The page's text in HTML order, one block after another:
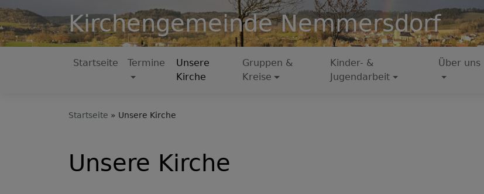
Direkt
zum
Inhalt
Kirchengemeinde Nemmersdorf
Hauptnavigation
Startseite Termine
Unsere
Kirche
Gruppen &
Kreise
Kinder- &
Jugendarbeit
Über uns
Startseite Unsere Kirche
Unsere Kirche